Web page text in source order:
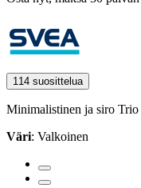
114 suosittelua
Minimalistinen ja siro Trio
Väri: Valkoinen